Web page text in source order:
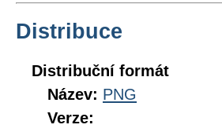
Distribuce
Distribuční formát
Název: PNG
Verze: